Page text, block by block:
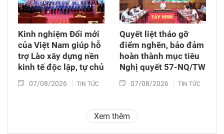
Kinh nghiệm Đổi mới
của Việt Nam giúp hỗ
trợ Lào xây dựng nền
kinh tế độc lập, tự chủ
07/08/2026 TIN TỨC
Quyết liệt tháo gỡ
điểm nghẽn, bảo đảm
hoàn thành mục tiêu
Nghị quyết 57-NQ/TW
07/08/2026 TIN TỨC
Xem thêm